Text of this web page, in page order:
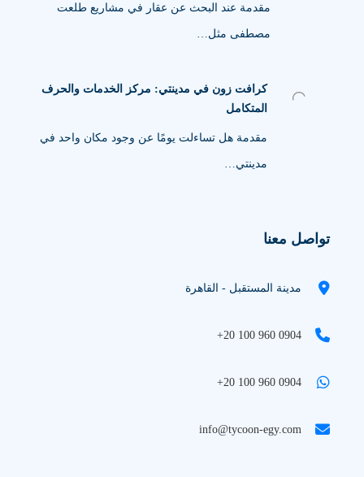
مقدمة عند البحث عن عقار في مشاريع طلعت
مصطفى مثل…
كرافت زون في مدينتي: مركز الخدمات والحرف
المتكامل
مقدمة هل تساءلت يومًا عن وجود مكان واحد في
مدينتي…
تواصل معنا
مدينة المستقبل - القاهرة
+20 100 960 0904
+20 100 960 0904
info@tycoon-egy.com